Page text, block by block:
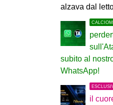
alzava dal
subito al
WhatsApp!
il